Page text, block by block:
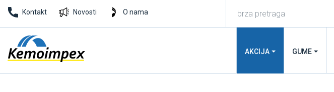
Kontakt Novosti O nama
AKCIJA GUME